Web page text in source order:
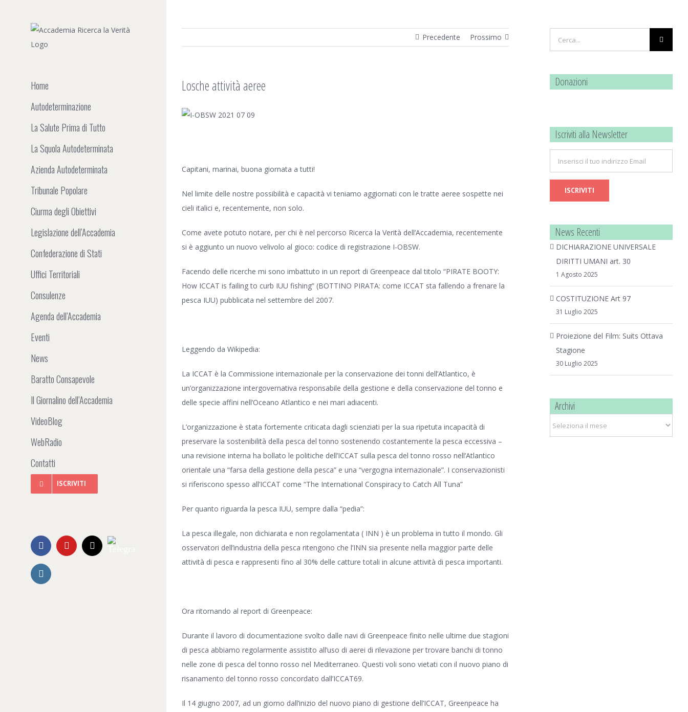
Home
Autodeterminazione
La Salute Prima di Tutto
La Squola Autodeterminata
Azienda Autodeterminata
Tribunale Popolare
Ciurma degli Obiettivi
Legislazione dell’Accademia
Confederazione di Stati
Uffici Territoriali
Consulenze
Agenda dell’Accademia
Eventi
News
Baratto Consapevole
Il Giornalino dell’Accademia
VideoBlog
WebRadio
Contatti
ISCRIVITI
FacebookYouTubeEmailTelegram
Instagram
Precedente Prossimo
Losche attività aeree
Ingrandisci
Capitani, marinai, buona giornata a tutti!
Nel limite delle nostre possibilità e capacità vi teniamo aggiornati con le tratte aeree sospette nei
cieli italici e, recentemente, non solo.
Come avete potuto notare, per chi è nel percorso Ricerca la Verità dell’Accademia, recentemente
si è aggiunto un nuovo velivolo al gioco: codice di registrazione I-OBSW.
Facendo delle ricerche mi sono imbattuto in un report di Greenpeace dal titolo “PIRATE BOOTY:
How ICCAT is failing to curb IUU fishing” (BOTTINO PIRATA: come ICCAT sta fallendo a frenare la
pesca IUU) pubblicata nel settembre del 2007.
Leggendo da Wikipedia:
La ICCAT è la Commissione internazionale per la conservazione dei tonni dell’Atlantico, è
un’organizzazione intergovernativa responsabile della gestione e della conservazione del tonno e
delle specie affini nell’Oceano Atlantico e nei mari adiacenti.
L’organizzazione è stata fortemente criticata dagli scienziati per la sua ripetuta incapacità di
preservare la sostenibilità della pesca del tonno sostenendo costantemente la pesca eccessiva –
una revisione interna ha bollato le politiche dell’ICCAT sulla pesca del tonno rosso nell’Atlantico
orientale una “farsa della gestione della pesca” e una “vergogna internazionale”. I conservazionisti
si riferiscono spesso all’ICCAT come “The International Conspiracy to Catch All Tuna”
Per quanto riguarda la pesca IUU, sempre dalla “pedia”:
La pesca illegale, non dichiarata e non regolamentata ( INN ) è un problema in tutto il mondo. Gli
osservatori dell’industria della pesca ritengono che l’INN sia presente nella maggior parte delle
attività di pesca e rappresenti fino al 30% delle catture totali in alcune attività di pesca importanti.
Ora ritornando al report di Greenpeace:
Durante il lavoro di documentazione svolto dalle navi di Greenpeace finito nelle ultime due stagioni
di pesca abbiamo regolarmente assistito all’uso di aerei di rilevazione per trovare banchi di tonno
nelle zone di pesca del tonno rosso nel Mediterraneo. Questi voli sono vietati con il nuovo piano di
risanamento del tonno rosso concordato dall’ICCAT69.
Il 14 giugno 2007, ad un giorno dall’inizio del nuovo piano di gestione dell’ICCAT, Greenpeace ha
per:
Donazioni
Iscriviti alla Newsletter
News Recenti
DICHIARAZIONE UNIVERSALE
DIRITTI UMANI art. 30
1 Agosto 2025
COSTITUZIONE Art 97
31 Luglio 2025
Proiezione del Film: Suits Ottava
Stagione
30 Luglio 2025
Archivi